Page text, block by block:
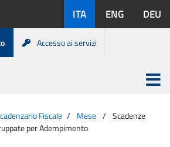
disponibili:
ITA ENG DEU
Accesso ai servizi
Apri
menu
Fiscale Mese
Scadenze
per Adempimento